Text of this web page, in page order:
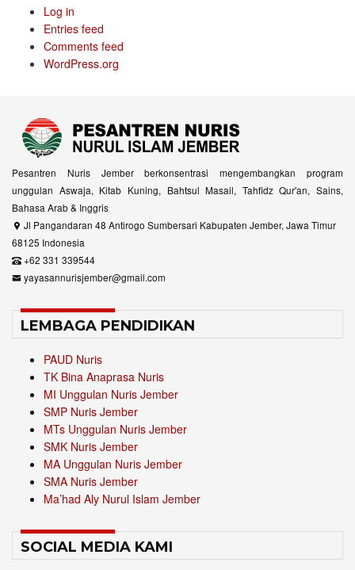
Log in
Entries feed
Comments feed
WordPress.org
Pesantren Nuris Jember berkonsentrasi mengembangkan program
unggulan Aswaja, Kitab Kuning, Bahtsul Masail, Tahfidz Qur'an, Sains,
Bahasa Arab & Inggris
Jl Pangandaran 48 Antirogo Sumbersari Kabupaten Jember, Jawa Timur
68125 Indonesia
+62 331 339544
yayasannurisjember@gmail.com
LEMBAGA PENDIDIKAN
PAUD Nuris
TK Bina Anaprasa Nuris
MI Unggulan Nuris Jember
SMP Nuris Jember
MTs Unggulan Nuris Jember
SMK Nuris Jember
MA Unggulan Nuris Jember
SMA Nuris Jember
Ma’had Aly Nurul Islam Jember
SOCIAL MEDIA KAMI